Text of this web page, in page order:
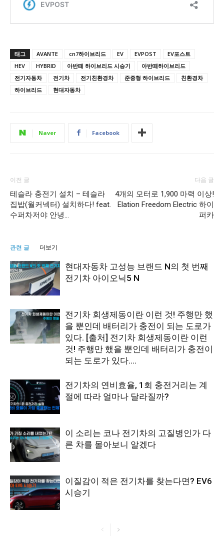
태그 AVANTE cn7하이브리드 EV EVPOST
EV포스트
HEV
HYBRID 아반떼 하이브리드 시승기
아반떼하이브리드
전기자동차
전기차 전기친환경차 준중형 하이브리드
친환경차
하이브리드
현대자동차
Naver Facebook
이전 글
테슬라 충전기 설치 – 테슬라
집밥(월커넥터) 설치하다! feat.
수퍼차저야 안녕…
다음 글
4개의 모터로 1,900 마력 이상!
Elation Freedom Electric 하이
퍼카
관련 글 더보기
현대자동차 고성능 브랜드 N의 첫 번째
전기차 아이오닉5 N
전기차 회생제동이란 이런 것! 주행만 했
을 뿐인데 배터리가 충전이 되는 도로가
있다. [출처] 전기차 회생제동이란 이런
것! 주행만 했을 뿐인데 배터리가 충전이
되는 도로가 있다....
전기차의 연비효율, 1회 충전거리는 계
절에 따라 얼마나 달라질까?
이 소리는 코나 전기차의 고질병인가 다
른 차를 몰아보니 알겠다
이질감이 적은 전기차를 찾는다면? EV6
시승기